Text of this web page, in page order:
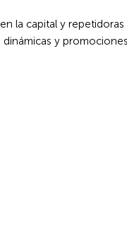
la capital y
y